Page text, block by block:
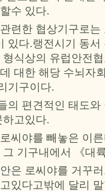
수 있다.
련한 협상기구로
있다.랭전시기 동
식상의 유럽안전
대한 해당 수뇌자
기구이다.
의 편견적인 태도
고있다.
씨야를 빼놓은 이
기구내에서 《대
은 로씨야를 거꾸
있다고밖에 달리